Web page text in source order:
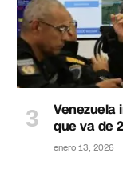
Venezuela
que va de
enero 13, 2026